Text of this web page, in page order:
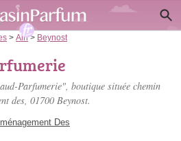
> Ain> Beynost
Parfumerie", boutique située chemin
des, 01700 Beynost.
Des